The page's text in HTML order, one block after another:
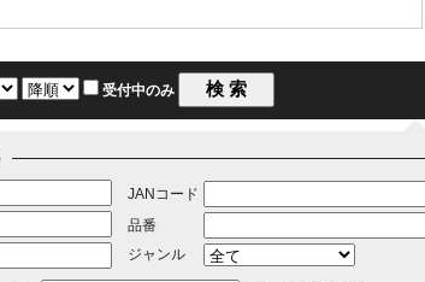
受付中のみ
JANコード
品番
ジャンル